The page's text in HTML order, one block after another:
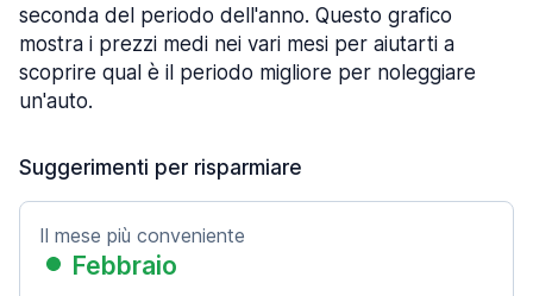
seconda del periodo dell'anno. Questo grafico
mostra i prezzi medi nei vari mesi per aiutarti a
scoprire qual è il periodo migliore per noleggiare
un'auto.
Suggerimenti per risparmiare
Il mese più conveniente
Febbraio